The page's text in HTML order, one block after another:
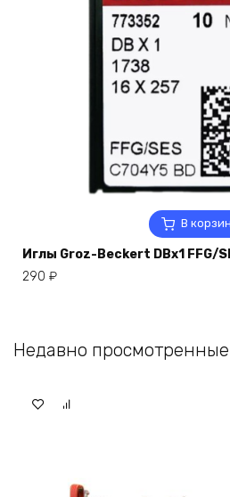
В
Иглы Groz-Beckert DBx1 FFG/
290 ₽
Недавно